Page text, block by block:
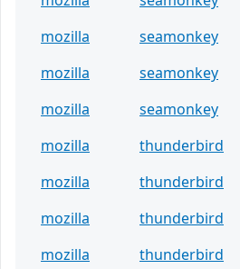
mozilla
seamonkey
mozilla
seamonkey
mozilla
seamonkey
mozilla
thunderbird
mozilla
thunderbird
mozilla
thunderbird
mozilla
thunderbird